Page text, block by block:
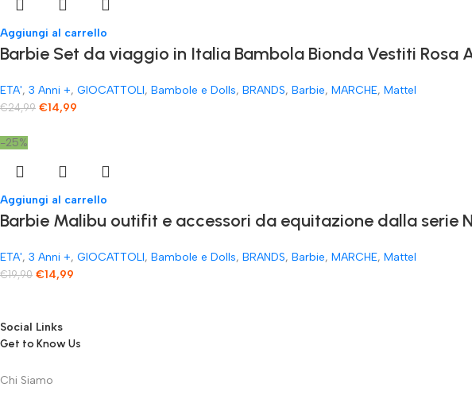
Aggiungi al carrello
Barbie Set da viaggio in Italia Bambola Bionda Vestiti Rosa
ETA', 3 Anni +, GIOCATTOLI, Bambole e Dolls, BRANDS, Barbie, MARCHE, Mattel
€24,99 €14,99
-25%
Aggiungi al carrello
Barbie Malibu outifit e accessori da equitazione dalla
ETA', 3 Anni +, GIOCATTOLI, Bambole e Dolls, BRANDS, Barbie, MARCHE, Mattel
€19,90 €14,99
Social Links
Get to Know Us
Chi Siamo